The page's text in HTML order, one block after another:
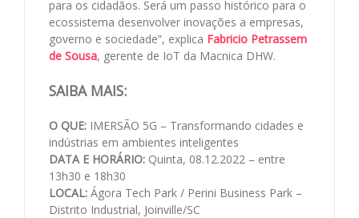
para os cidadãos. Será um passo histórico para o
ecossistema desenvolver inovações a empresas,
governo e sociedade”, explica Fabricio Petrassem
de Sousa, gerente de IoT da Macnica DHW.
SAIBA MAIS:
O QUE: IMERSÃO 5G – Transformando cidades e
indústrias em ambientes inteligentes
DATA E HORÁRIO: Quinta, 08.12.2022 – entre
13h30 e 18h30
LOCAL: Ágora Tech Park / Perini Business Park –
Distrito Industrial, Joinville/SC